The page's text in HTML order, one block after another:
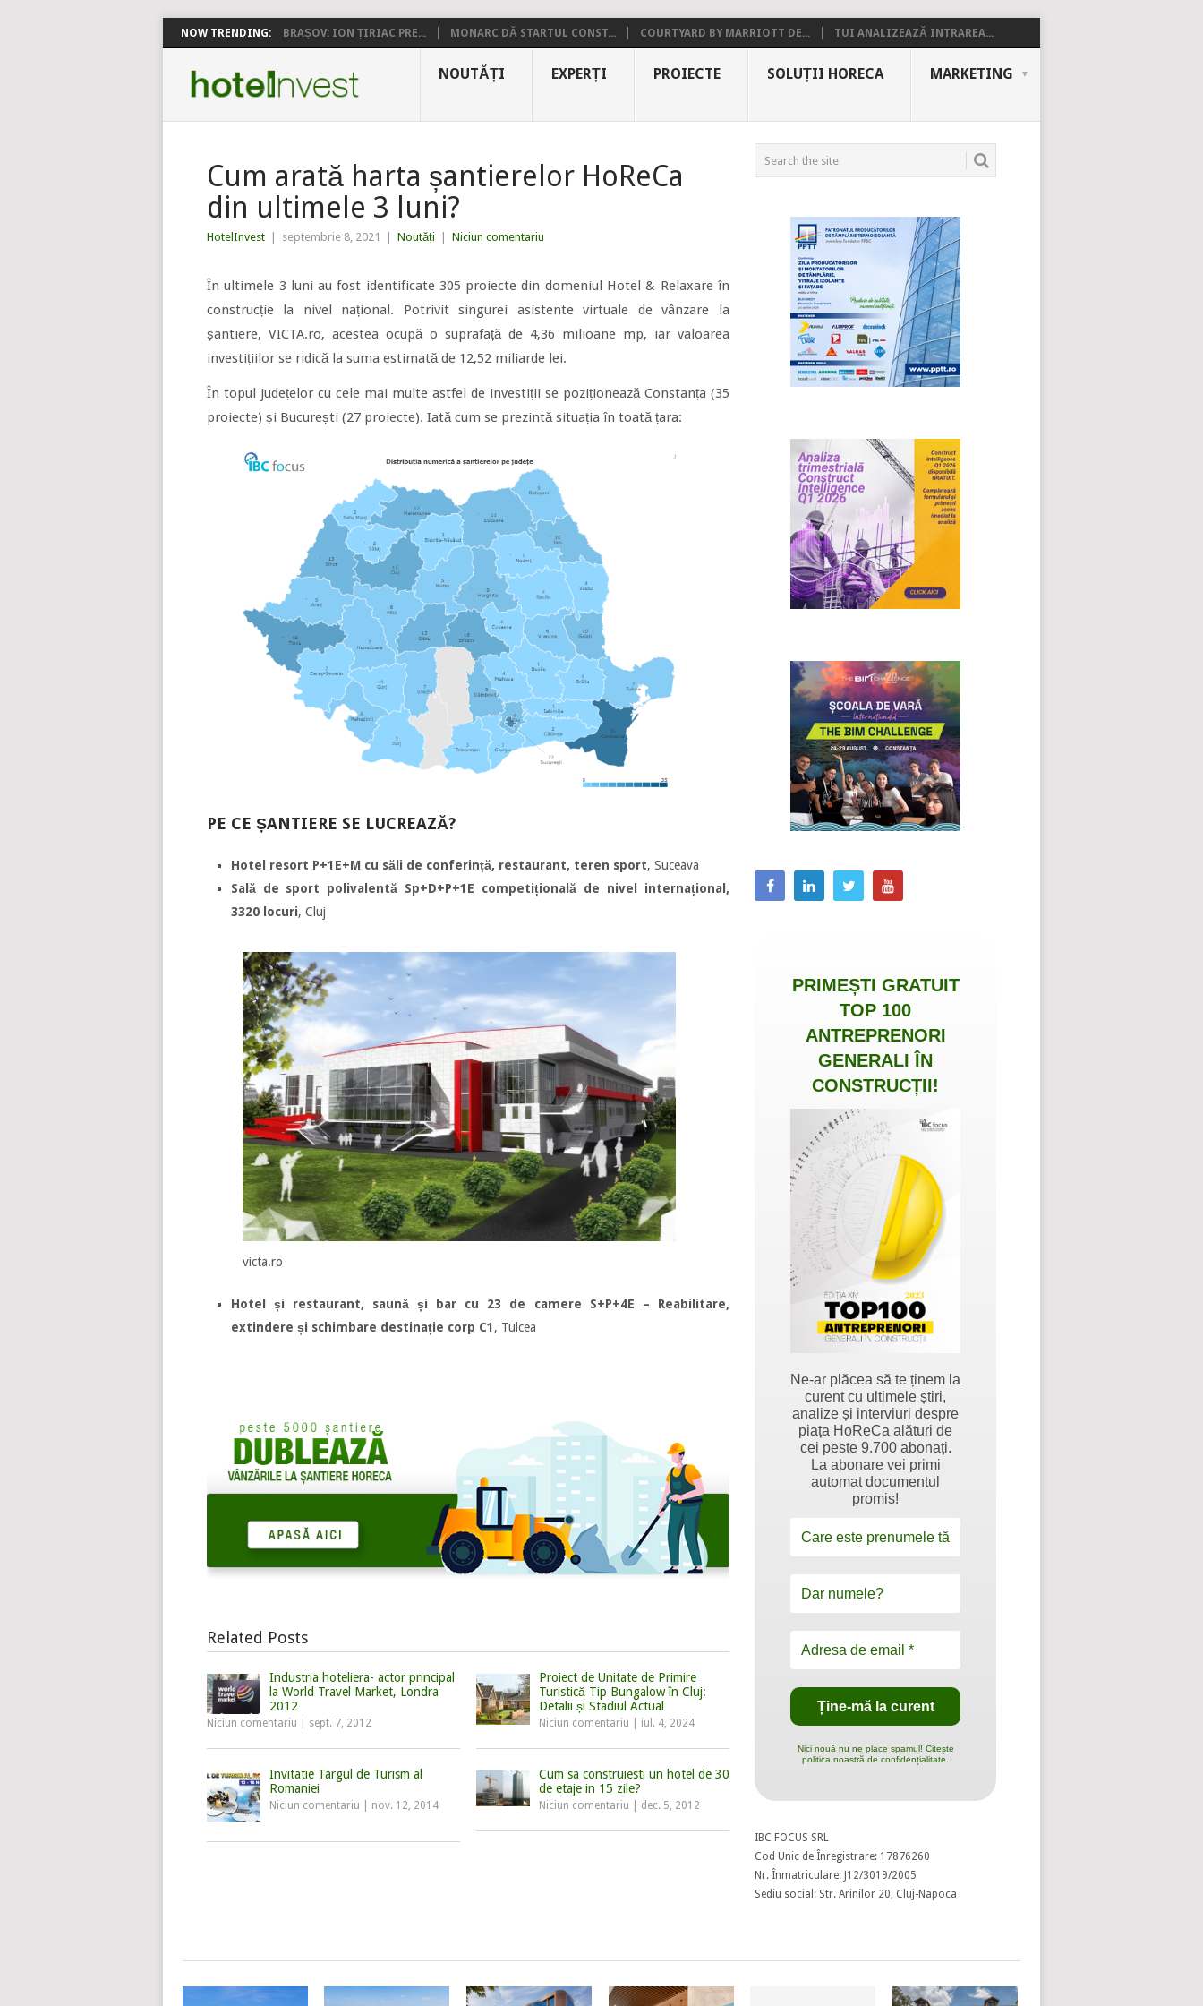
NOW TRENDING: BRAȘOV: ION ȚIRIAC PRE... MONARC DĂ STARTUL CONST... COURTYARD BY MARRIOTT DE... TUI ANALIZEAZĂ INTRAREA...
NOUTĂȚI EXPERȚI PROIECTE SOLUȚII HORECA MARKETING
Cum arată harta șantierelor HoReCa
din ultimele 3 luni?
HotelInvest septembrie 8, 2021 Noutăți Niciun comentariu
În ultimele 3 luni au fost identificate 305 proiecte din domeniul Hotel & Relaxare în
construcție la nivel național. Potrivit singurei asistente virtuale de vânzare la
șantiere, VICTA.ro, acestea ocupă o suprafață de 4,36 milioane mp, iar valoarea
investițiilor se ridică la suma estimată de 12,52 miliarde lei.
În topul județelor cu cele mai multe astfel de investiții se poziționează Constanța (35
proiecte) și București (27 proiecte). Iată cum se prezintă situația în toată țara:
PE CE ȘANTIERE SE LUCREAZĂ?
Hotel resort P+1E+M cu săli de conferință, restaurant, teren sport, Suceava
Sală de sport polivalentă Sp+D+P+1E competițională de nivel internațional,
3320 locuri, Cluj
victa.ro
Hotel și restaurant, saună și bar cu 23 de camere S+P+4E – Reabilitare,
extindere și schimbare destinație corp C1 , Tulcea
Related Posts
Industria hoteliera- actor principal
la World Travel Market, Londra
2012
Niciun comentariu sept. 7, 2012
Proiect de Unitate de Primire
Turistică Tip Bungalow în Cluj:
Detalii și Stadiul Actual
Niciun comentariu iul. 4, 2024
Invitatie Targul de Turism al
Romaniei
Niciun comentariu nov. 12, 2014
Cum sa construiesti un hotel de 30
de etaje in 15 zile?
Niciun comentariu dec. 5, 2012
PRIMEȘTI GRATUIT
TOP 100
ANTREPRENORI
GENERALI ÎN
CONSTRUCȚII!
Ne-ar plăcea să te ținem la
curent cu ultimele știri,
analize și interviuri despre
piața HoReCa alături de
cei peste 9.700 abonați.
La abonare vei primi
automat documentul
promis!
Nici nouă nu ne place spamul! Citește
politica noastră de confidențialitate.
IBC FOCUS SRL
Cod Unic de Înregistrare: 17876260
Nr. Înmatriculare: J12/3019/2005
Sediu social: Str. Arinilor 20, Cluj-Napoca